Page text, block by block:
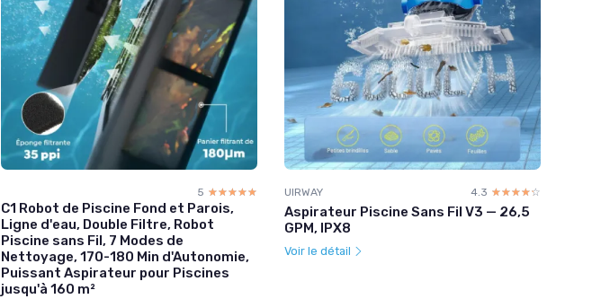
5 ☆☆☆☆☆
★★★★★
C1 Robot de Piscine Fond et Parois,
Ligne d'eau, Double Filtre, Robot
Piscine sans Fil, 7 Modes de
Nettoyage, 170-180 Min d'Autonomie,
Puissant Aspirateur pour Piscines
jusqu'à 160 m²
UIRWAY 4.3 ☆☆☆☆☆
★★★★★
Aspirateur Piscine Sans Fil V3 — 26,5
GPM, IPX8
Voir le détail